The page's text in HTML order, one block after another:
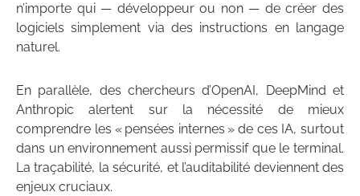
n’importe qui — développeur ou non — de créer des
logiciels simplement via des instructions en langage
naturel.
En parallèle, des chercheurs d’OpenAI, DeepMind et
Anthropic alertent sur la nécessité de mieux
comprendre les « pensées internes » de ces IA, surtout
dans un environnement aussi permissif que le terminal.
La traçabilité, la sécurité, et l’auditabilité deviennent des
enjeux cruciaux.